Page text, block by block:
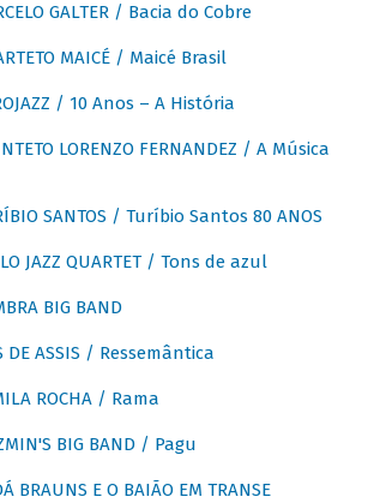
GALTER / Bacia do Cobre
MAICÉ / Maicé Brasil
/ 10 Anos – A História
LORENZO FERNANDEZ / A Música
SANTOS / Turíbio Santos 80 ANOS
JAZZ QUARTET / Tons de azul
BIG BAND
DE ASSIS / Ressemântica
ROCHA / Rama
BIG BAND / Pagu
BRAUNS E O BAIÃO EM TRANSE